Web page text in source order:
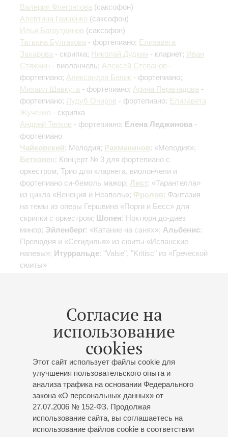
Согласие на
использование
cookies
Этот сайт использует файлы cookie для
улучшения пользовательского опыта и
анализа трафика на основании Федерального
закона «О персональных данных» от
27.07.2006 № 152-ФЗ. Продолжая
использование сайта, вы соглашаетесь на
использование файлов cookie в соответствии
Валерия Флегонтова (саксофон)
Алевтина Гриценко (саксофон)
Илья Багаутдинов (саксофон)
Татьяна Булгакова - фортепиано; Елизавета
Захарова - скрипка; Николай Дудкин - кларнет; Иван
Стяжкин - виолончель; Алексей Степанов -
фортепиано; Александра Белик - фортепиано;
Михаил Шавкута - фортепиано; Арина Переладова -
фортепиано; Лудуб Очиров - фортепиано; Елизавета
Жученко - скрипка
Андрей Телков - фортепиано; Елена Леджинова -
фортепиано
Чайковский: Мелодия; Рахманинов: «Мелодия»;
Бетховен: Концерт № 3 для фортепиано с
оркестром, Трио для кларнета, виолончели и
фортепиано си-бемоль мажор; Лист: «Тарантелла»
из цикла «Венеция и Неаполь»; Фролов: Фантазия
на темы из оперы Гершвина «Порги и Бесс» для
скрипки с оркестром; Шопен: Ноктюрн до-диез
минор; Эйленберг: «Катание на санях»; Альбенис:
Прелюдия и «Сегидилья» из сюиты «Испанские
напевы»; Итурральде: "Valse", "Kritisс" из «Греческой
сюиты»
онлайн-продажа билетов не производится
апреля,2022 19:00, Чт
Малый зал
Юбилейный вечер
К 75-летию Ивана
Дмитриевича Михайлова